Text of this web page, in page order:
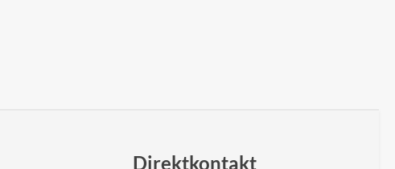
Direktkontakt